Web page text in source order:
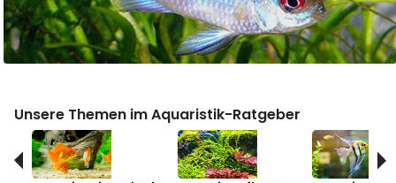
Unsere Themen im Aquaristik-Ratgeber